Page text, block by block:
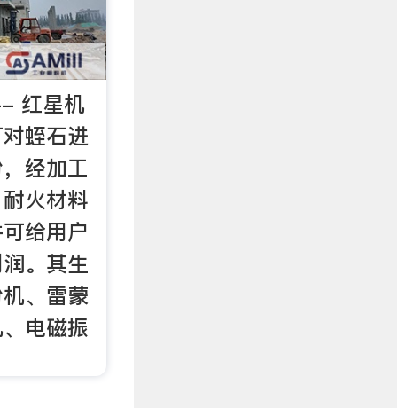
红星机
蛭石进
经加工
火材料
给用户
。其生
、雷蒙
电磁振